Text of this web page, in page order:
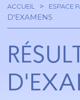
Fil
ACCUEIL ESPACE
D'EXAMENS